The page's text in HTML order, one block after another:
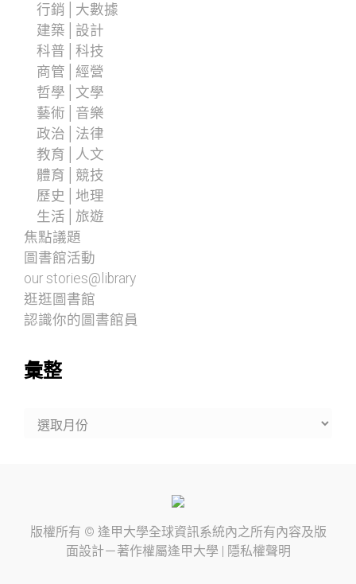
行銷│大數據
建築│設計
科普│科技
商管│經營
哲學│文學
藝術│音樂
政治│法律
教育│人文
體育│競技
歷史│地理
生活│旅遊
焦點議題
圖書館活動
our stories@library
逛逛圖書館
認識你的圖書館員
彙整
版權所有 © 逢甲大學全球資訊系統內之所有內容及版
面設計－著作權屬逢甲大學 隱私權聲明